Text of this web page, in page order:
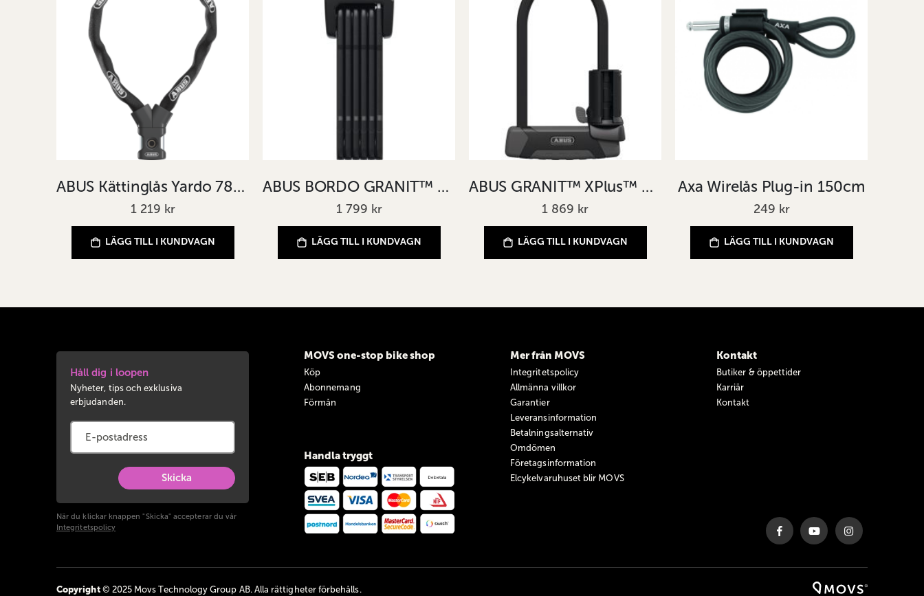
ABUS Kättinglås Yardo 7807F 7807F/85 BK
1 219 kr
LÄGG TILL I KUNDVAGN
ABUS BORDO GRANIT™ XPlus™ 6500K/90 black SH
1 799 kr
LÄGG TILL I KUNDVAGN
ABUS GRANIT™ XPlus™ 540/160HB230 + SH B
1 869 kr
LÄGG TILL I KUNDVAGN
Axa Wirelås Plug-in 150cm
249 kr
LÄGG TILL I KUNDVAGN
Håll dig i loopen
Nyheter, tips och exklusiva
erbjudanden.
Skicka
När du klickar knappen "Skicka" accepterar du vår
Integritetspolicy
MOVS one-stop bike shop
Köp
Abonnemang
Förmån
Handla tryggt
Mer från MOVS
Integritetspolicy
Allmänna villkor
Garantier
Leveransinformation
Betalningsalternativ
Omdömen
Företagsinformation
Elcykelvaruhuset blir MOVS
Kontakt
Butiker & öppettider
Karriär
Kontakt
Copyright© 2025 Movs Technology Group AB. Alla rättigheter förbehålls.